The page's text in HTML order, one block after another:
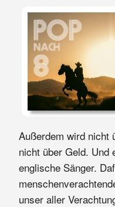
Außerdem wird nicht
nicht über Geld. Und
englische Sänger.
unser aller